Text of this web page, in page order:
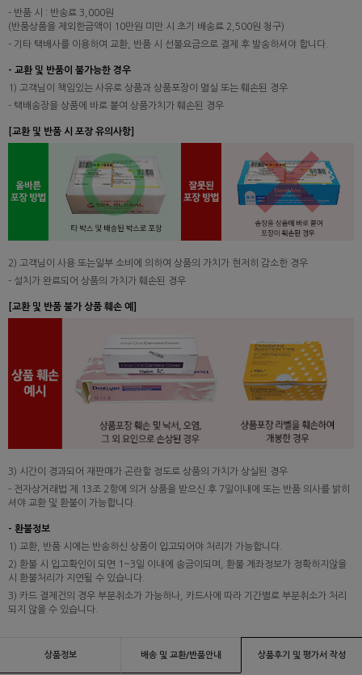
- 반품 시 : 반송료 3,000원
(반품상품을 제외한금액이 10만원 미만 시 초기 배송료 2,500원 청구)
- 기타 택배사를 이용하여 교환, 반품 시 선불요금으로 결제 후 발송하셔야 합니다.
- 교환 및 반품이 불가능한 경우
1) 고객님이 책임있는 사유로 상품과 상품포장이 멸실 또는 훼손된 경우
- 택배송장을 상품에 바로 붙여 상품가치가 훼손된 경우
[교환 및 반품 시 포장 유의사항]
2) 고객님이 사용 또는일부 소비에 의하여 상품의 가치가 현저히 감소한 경우
- 설치가 완료되어 상품의 가치가 훼손된 경우
[교환 및 반품 불가 상품 훼손 예]
3) 시간이 경과되어 재판매가 곤란할 정도로 상품의 가치가 상실된 경우
- 전자상거래법 제 13조 2항에 의거 상품을 받으신 후 7일이내에 또는 반품 의사를 밝히
셔야 교환 및 환불이 가능합니다.
- 환불정보
1) 교환, 반품 시에는 반송하신 상품이 입고되어야 처리가 가능합니다.
2) 환불 시 입고확인이 되면 1~3일 이내에 송금이되며, 환불 계좌정보가 정확하지않을
시 환불처리가 지연될 수 있습니다.
3) 카드 결제건의 경우 부분취소가 가능하나, 카드사에 따라 기간별로 부분취소가 처리
되지 않을 수 있습니다.
상품정보 배송 및 교환/반품안내 상품후기 및 평가서 작성